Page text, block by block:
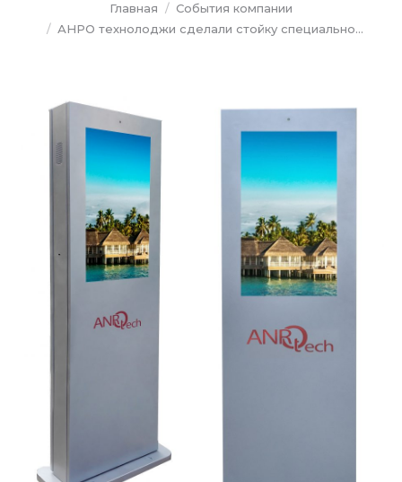
Главная
События компании
АНРО технолоджи сделали стойку специально…